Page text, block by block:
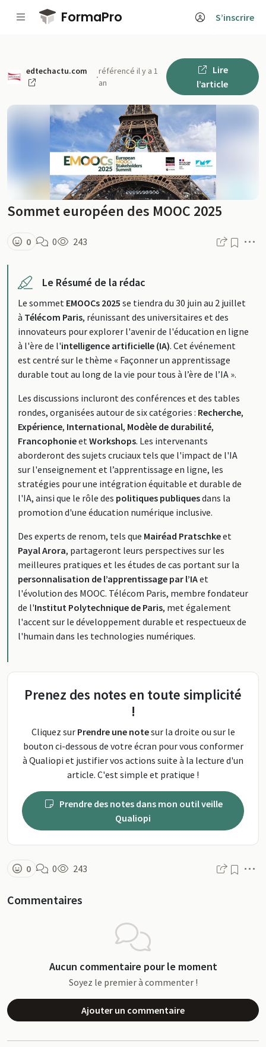
Passer au contenu principal
FormaPro S’inscrire
edtechactu.com
·
référencé il y a 1
an
Lire
l’article
Sommet européen des MOOC 2025
0 0 243
Le Résumé de la rédac
Le sommet EMOOCs 2025 se tiendra du 30 juin au 2 juillet
à Télécom Paris, réunissant des universitaires et des
innovateurs pour explorer l'avenir de l'éducation en ligne
à l'ère de l'intelligence artificielle (IA). Cet événement
est centré sur le thème « Façonner un apprentissage
durable tout au long de la vie pour tous à l’ère de l’IA ».
Les discussions incluront des conférences et des tables
rondes, organisées autour de six catégories : Recherche,
Expérience, International, Modèle de durabilité,
FrancophonieetWorkshops. Les intervenants
aborderont des sujets cruciaux tels que l'impact de l'IA
sur l'enseignement et l’apprentissage en ligne, les
stratégies pour une intégration équitable et durable de
l'IA, ainsi que le rôle des politiques publiquesdans la
promotion d'une éducation numérique inclusive.
Des experts de renom, tels que Mairéad Pratschkeet
Payal Arora, partageront leurs perspectives sur les
meilleures pratiques et les études de cas portant sur la
personnalisation de l’apprentissage par l’IAet
l'évolution des MOOC. Télécom Paris, membre fondateur
de l'Institut Polytechnique de Paris, met également
l'accent sur le développement durable et respectueux de
l'humain dans les technologies numériques.
Prenez des notes en toute simplicité
!
Cliquez sur Prendre une notesur la droite ou sur le
bouton ci-dessous de votre écran pour vous conformer
à Qualiopi et justifier vos actions suite à la lecture d'un
article. C'est simple et pratique !
Qualiopi
0 0 243
Commentaires
Aucun commentaire pour le moment
Soyez le premier à commenter !
Ajouter un commentaire